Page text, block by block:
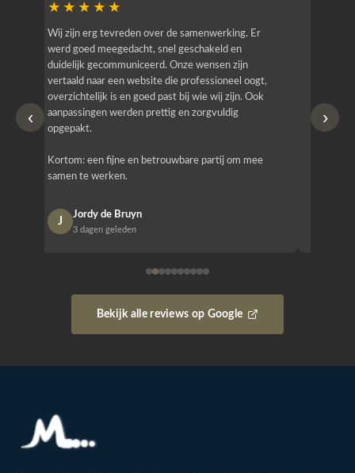
‹
★★★★★
Wij zijn erg tevreden over de samenwerking. Er
werd goed meegedacht, snel geschakeld en
duidelijk gecommuniceerd. Onze wensen zijn
vertaald naar een website die professioneel oogt,
overzichtelijk is en goed past bij wie wij zijn. Ook
aanpassingen werden prettig en zorgvuldig
opgepakt.
Kortom: een fijne en betrouwbare partij om mee
samen te werken.
J
Jordy de Bruyn
3 dagen geleden
›
Bekijk alle reviews op Google